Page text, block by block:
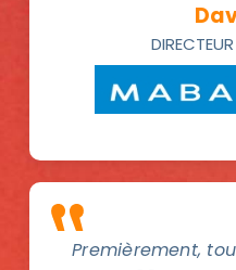
DIRECTEUR
Premièrement,